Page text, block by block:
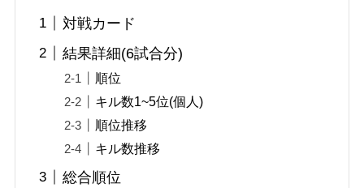
対戦カード
結果詳細(6試合分)
順位
キル数1~5位(個人)
順位推移
キル数推移
総合順位